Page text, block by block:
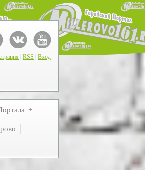
RSS Вход